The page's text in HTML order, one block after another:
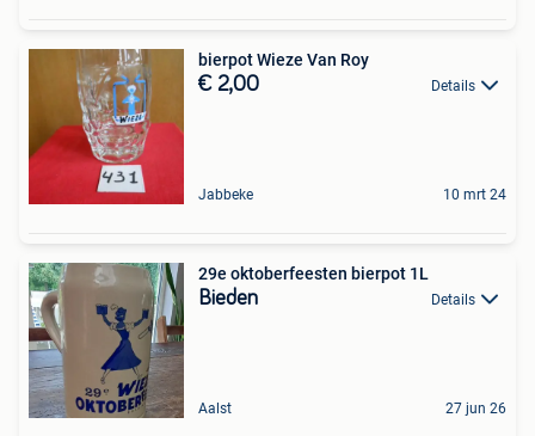
bierpot Wieze Van Roy
€ 2,00 Details
Jabbeke 10 mrt 24
29e oktoberfeesten bierpot 1L
Bieden Details
Aalst 27 jun 26